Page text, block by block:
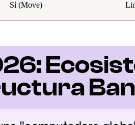
Sí (Move)